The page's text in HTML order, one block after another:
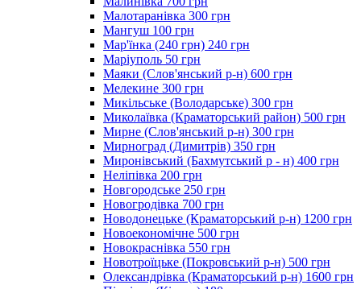
Малотаранівка 300 грн
Мангуш 100 грн
Мар'їнка (240 грн) 240 грн
Маріуполь 50 грн
Маяки (Слов'янський р-н) 600 грн
Мелекине 300 грн
Микільське (Володарське) 300 грн
Миколаївка (Краматорський район) 500 грн
Мирне (Слов'янський р-н) 300 грн
Мирноград (Димитрів) 350 грн
Миронівський (Бахмутський р - н) 400 грн
Неліпівка 200 грн
Новгородське 250 грн
Новогродівка 700 грн
Новодонецьке (Краматорський р-н) 1200 грн
Новоекономічне 500 грн
Новокраснівка 550 грн
Новотроїцьке (Покровський р-н) 500 грн
Олександрівка (Краматорський р-н) 1600 грн